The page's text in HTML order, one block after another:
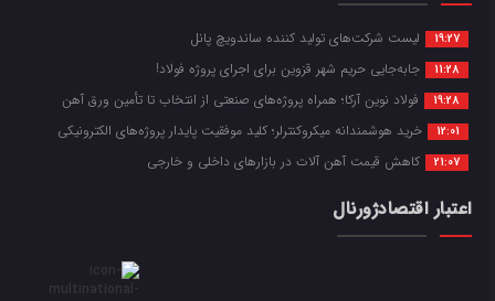
19:27 لیست شرکت‌های تولید کننده ساندویچ پانل
11:28 جابه‌جایی حریم شهر قزوین برای اجرای پروژه فولاد!
19:28 فولاد نوین آرکا؛ همراه پروژه‌های صنعتی از انتخاب تا تأمین ورق آهن
12:01 خرید هوشمندانه میکروکنترلر؛ کلید موفقیت پایدار پروژه‌های الکترونیکی
21:07 کاهش قیمت آهن آلات در بازارهای داخلی و خارجی
اعتبار اقتصادژورنال